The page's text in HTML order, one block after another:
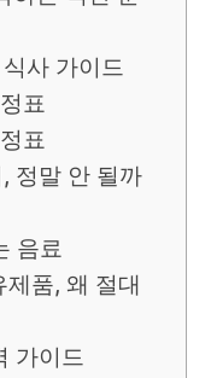
사 가이드
표
표
정말 안 될까
음료
품, 왜 절대
가이드